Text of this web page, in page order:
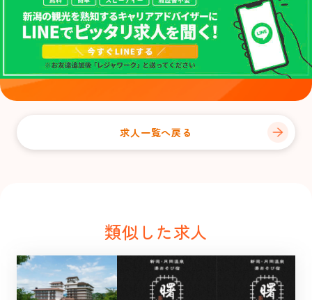
求人一覧へ戻る
類似した求人